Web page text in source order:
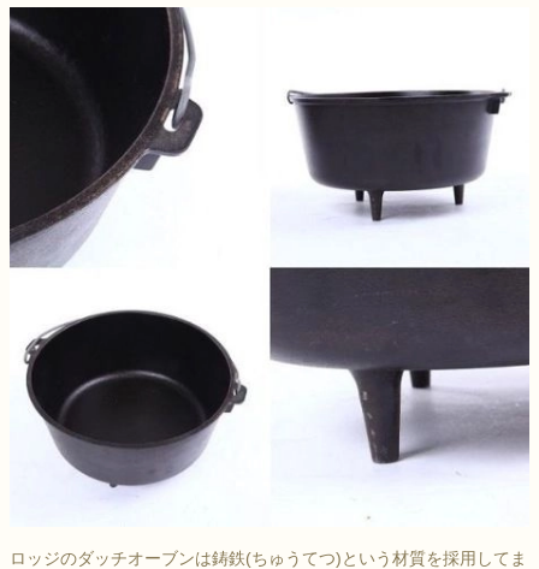
ロッジのダッチオーブンは鋳鉄(ちゅうてつ)という材質を採用してま